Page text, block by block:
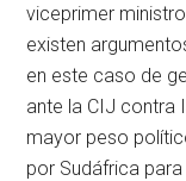
viceprimer
existen
en este caso de
ante la CIJ contra
mayor peso
por Sudáfrica